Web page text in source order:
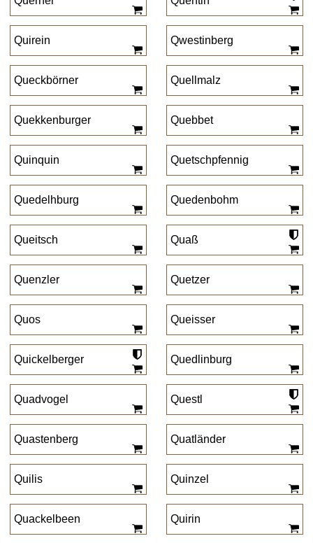
Quirein Qwestinberg
Queckbörner Quellmalz
Quekkenburger Quebbet
Quinquin Quetschpfennig
Quedelhburg Quedenbohm
Queitsch Quaß
Quenzler Quetzer
Quos Queisser
Quickelberger Quedlinburg
Quadvogel Questl
Quastenberg Quatländer
Quilis Quinzel
Quackelbeen Quirin